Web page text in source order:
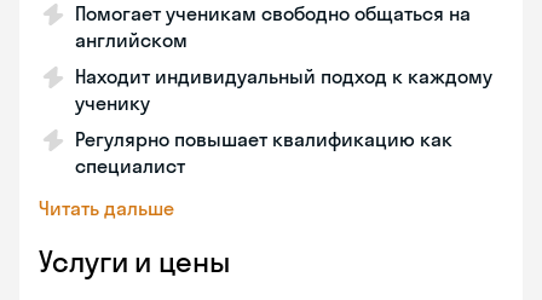
Помогает ученикам свободно общаться на
английском
Находит индивидуальный подход к каждому
ученику
Регулярно повышает квалификацию как
специалист
Читать дальше
Услуги и цены